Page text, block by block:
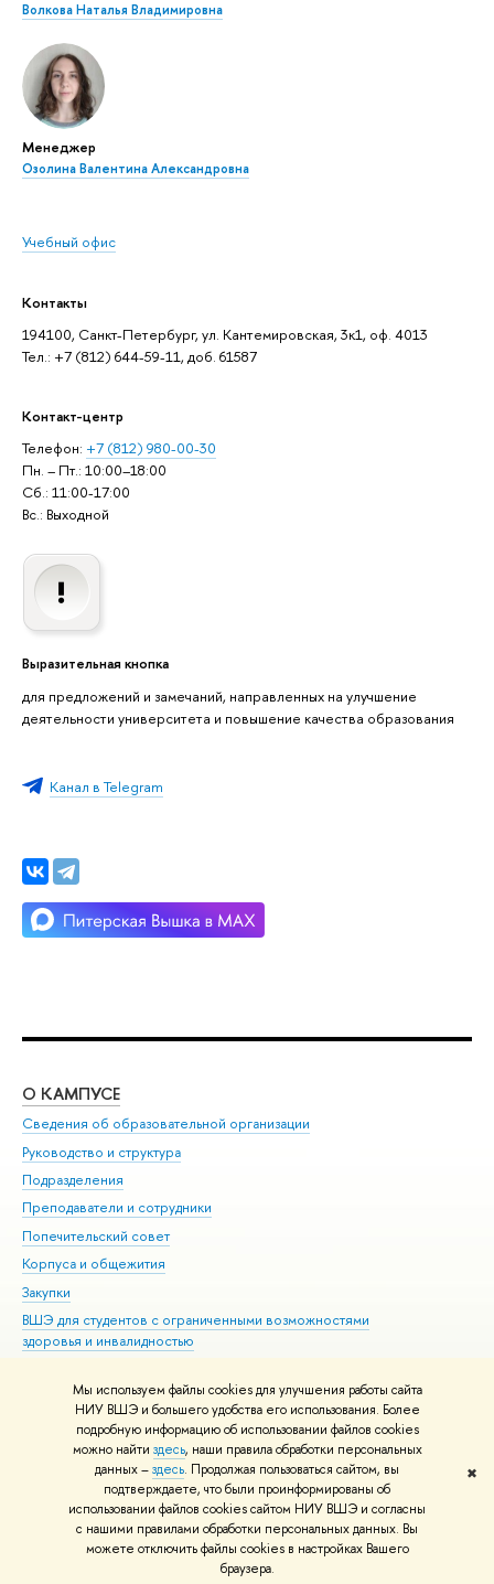
Мы используем файлы cookies для улучшения работы сайта
НИУ ВШЭ и большего удобства его использования. Более
подробную информацию об использовании файлов cookies
можно найти здесь, наши правила обработки персональных
данных –здесь. Продолжая пользоваться сайтом, вы
подтверждаете, что были проинформированы об
использовании файлов cookies сайтом НИУ ВШЭ и согласны
с нашими правилами обработки персональных данных. Вы
можете отключить файлы cookies в настройках Вашего
браузера.
✖
Волкова Наталья Владимировна
Менеджер
Озолина Валентина Александровна
Учебный офис
Контакты
194100, Санкт-Петербург, ул. Кантемировская, 3к1, оф. 4013
Тел.: +7 (812) 644-59-11, доб. 61587
Контакт-центр
Телефон: +7 (812) 980-00-30
Пн. – Пт.: 10:00–18:00
Сб.: 11:00-17:00
Вс.: Выходной
Выразительная кнопка
для предложений и замечаний, направленных на улучшение
деятельности университета и повышение качества образования
Канал в Telegram
О КАМПУСЕ
Сведения об образовательной организации
Руководство и структура
Подразделения
Преподаватели и сотрудники
Попечительский совет
Корпуса и общежития
Закупки
ВШЭ для студентов с ограниченными возможностями
здоровья и инвалидностью
Единая платежная страница
© НИУ ВШЭ 1993–2026 Адреса и контакты Условия использования
материалов Политика конфиденциальности Карта сайта
Шрифты HSE Sans и HSE Slab разработаны вШколе дизайна НИУ ВШЭ